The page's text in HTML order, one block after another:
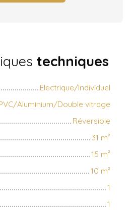
techniques
Electrique/Individuel
Aluminium/Double vitrage
Réversible
31 m²
15 m²
10 m²
1
1